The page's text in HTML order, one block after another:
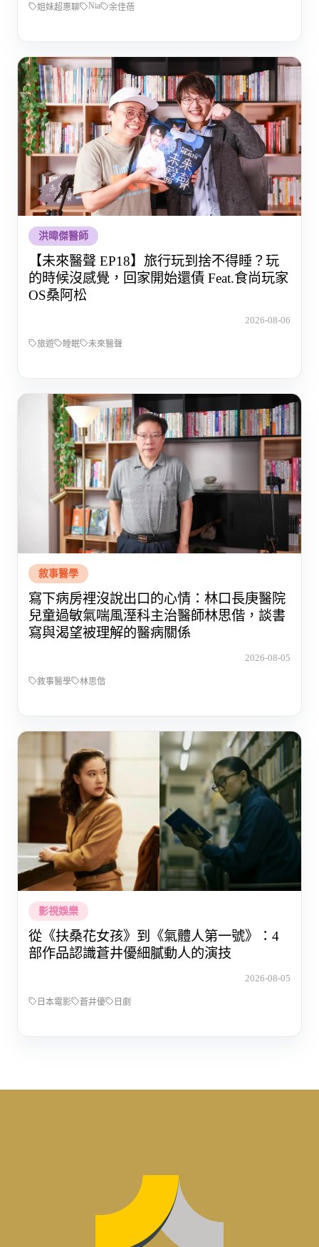
姐妹超惠聊 Nia 余佳蓓
洪暐傑醫師
【未來醫聲 EP18】旅行玩到捨不得睡？玩
的時候沒感覺，回家開始還債 Feat.食尚玩家
OS桑阿松
2026-08-06
旅遊 睡眠 未來醫聲
敘事醫學
寫下病房裡沒說出口的心情：林口長庚醫院
兒童過敏氣喘風溼科主治醫師林思偕，談書
寫與渴望被理解的醫病關係
2026-08-05
敘事醫學 林思偕
影視娛樂
從《扶桑花女孩》到《氣體人第一號》：4
部作品認識蒼井優細膩動人的演技
2026-08-05
日本電影 蒼井優 日劇